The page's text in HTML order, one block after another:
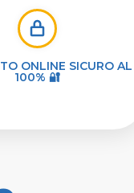
ONLINE SICURO AL
100% 🔐